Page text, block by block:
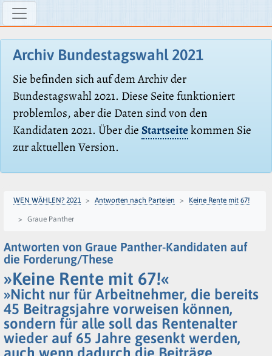
Archiv Bundestagswahl 2021
Sie befinden sich auf dem Archiv der
Bundestagswahl 2021. Diese Seite funktioniert
problemlos, aber die Daten sind von den
Kandidaten 2021. Über dieStartseitekommen Sie
zur aktuellen Version.
WEN WÄHLEN? 2021 Antworten nach Parteien Keine Rente mit 67!
Graue Panther
Antworten von Graue Panther-Kandidaten auf
die Forderung/These
»Keine Rente mit 67!«
»Nicht nur für Arbeitnehmer, die bereits
45 Beitragsjahre vorweisen können,
sondern für alle soll das Rentenalter
wieder auf 65 Jahre gesenkt werden,
auch wenn dadurch die Beiträge